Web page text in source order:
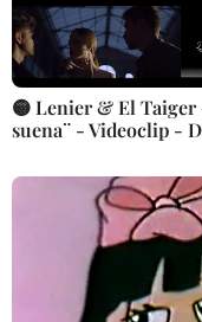
🟡 Lenier & El
suena¨ - Videoclip -